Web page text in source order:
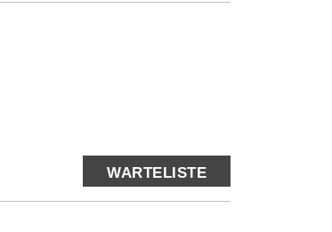
WARTELISTE